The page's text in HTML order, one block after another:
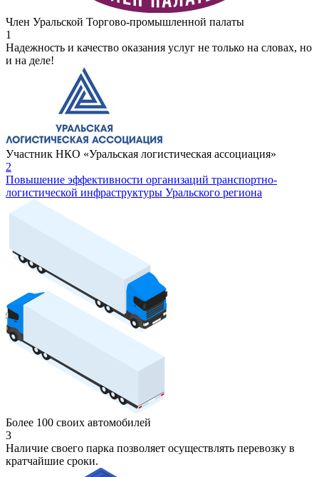
Член Уральской Торгово-промышленной палаты
1
Надежность и качество оказания услуг не только на словах, но
и на деле!
Участник НКО «Уральская логистическая ассоциация»
2
Повышение эффективности организаций транспортно-
логистической инфраструктуры Уральского региона
Более 100 своих автомобилей
3
Наличие своего парка позволяет осуществлять перевозку в
кратчайшие сроки.